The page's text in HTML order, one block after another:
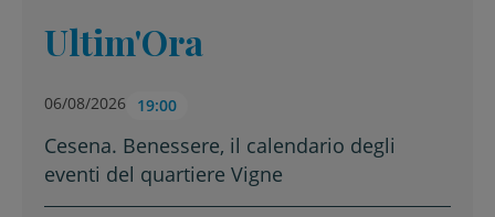
Ultim'Ora
06/08/2026 19:00
Cesena. Benessere, il calendario degli
eventi del quartiere Vigne